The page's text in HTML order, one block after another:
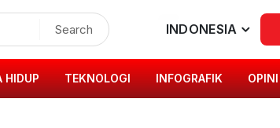
Search INDONESIA
HIDUP TEKNOLOGI INFOGRAFIK OPINI